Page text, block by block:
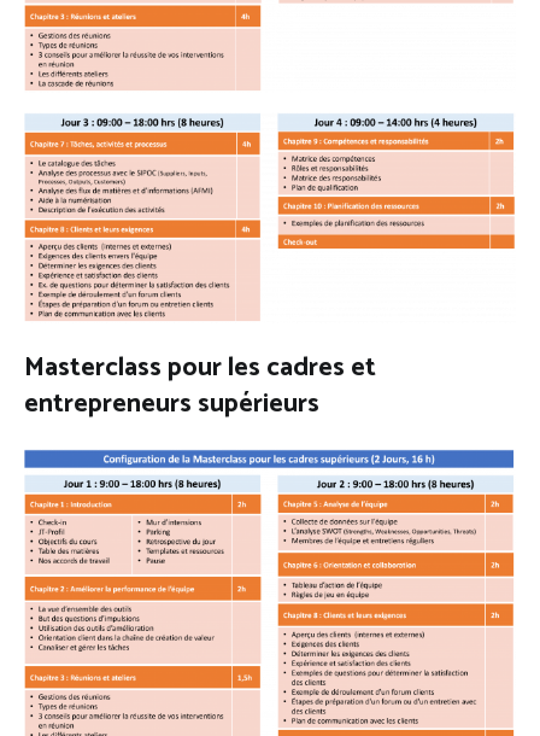
Masterclass pour les cadres et
entrepreneurs supérieurs